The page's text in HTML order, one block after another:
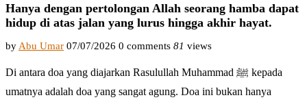
Hanya dengan pertolongan Allah seorang hamba dapat
hidup di atas jalan yang lurus hingga akhir hayat.
by Abu Umar 07/07/2026 0 comments 81 views
Di antara doa yang diajarkan Rasulullah Muhammad ﷺ kepada
umatnya adalah doa yang sangat agung. Doa ini bukan hanya